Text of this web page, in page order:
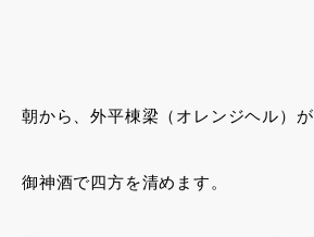
朝から、外平棟梁（オレンジヘル）が
御神酒で四方を清めます。